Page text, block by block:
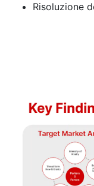
Risoluzione